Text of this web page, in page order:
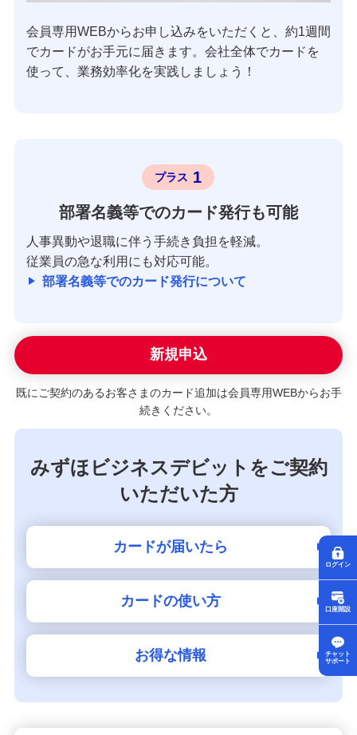
ログイン
口座開設
チャット
サポート
会員専用WEBからお申し込みをいただくと、約1週間
でカードがお手元に届きます。会社全体でカードを
使って、業務効率化を実践しましょう！
プラス 1
部署名義等でのカード発行も可能
人事異動や退職に伴う手続き負担を軽減。
従業員の急な利用にも対応可能。
部署名義等でのカード発行について
新規申込
既にご契約のあるお客さまのカード追加は会員専用WEBからお手
続きください。
みずほビジネスデビットをご契約
いただいた方
カードが届いたら
カードの使い方
お得な情報